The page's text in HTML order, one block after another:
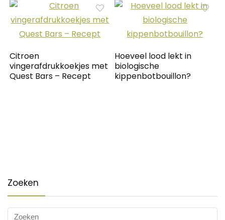
Citroen
vingerafdrukkoekjes met
Quest Bars – Recept
Hoeveel lood lekt in
biologische
kippenbotbouillon?
Zoeken